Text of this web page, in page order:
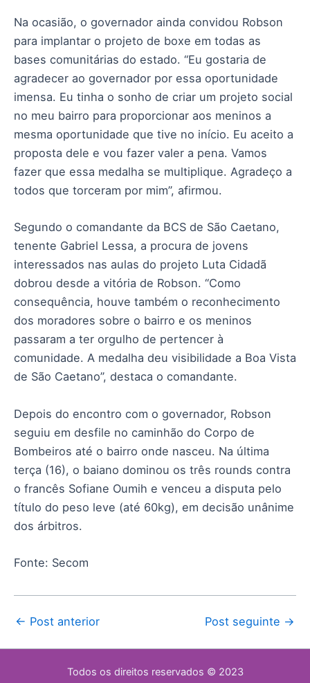
Na ocasião, o governador ainda convidou Robson
para implantar o projeto de boxe em todas as
bases comunitárias do estado. “Eu gostaria de
agradecer ao governador por essa oportunidade
imensa. Eu tinha o sonho de criar um projeto social
no meu bairro para proporcionar aos meninos a
mesma oportunidade que tive no início. Eu aceito a
proposta dele e vou fazer valer a pena. Vamos
fazer que essa medalha se multiplique. Agradeço a
todos que torceram por mim”, afirmou.
Segundo o comandante da BCS de São Caetano,
tenente Gabriel Lessa, a procura de jovens
interessados nas aulas do projeto Luta Cidadã
dobrou desde a vitória de Robson. “Como
consequência, houve também o reconhecimento
dos moradores sobre o bairro e os meninos
passaram a ter orgulho de pertencer à
comunidade. A medalha deu visibilidade a Boa Vista
de São Caetano”, destaca o comandante.
Depois do encontro com o governador, Robson
seguiu em desfile no caminhão do Corpo de
Bombeiros até o bairro onde nasceu. Na última
terça (16), o baiano dominou os três rounds contra
o francês Sofiane Oumih e venceu a disputa pelo
título do peso leve (até 60kg), em decisão unânime
dos árbitros.
Fonte: Secom
← Post anterior Post seguinte →
Todos os direitos reservados © 2023